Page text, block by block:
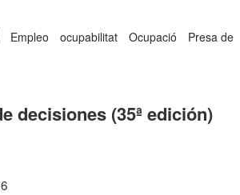
Empleo ocupabilitat Ocupació
Presa de
decisiones (35ª edición)